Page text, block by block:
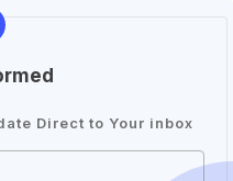
Direct to Your inbox